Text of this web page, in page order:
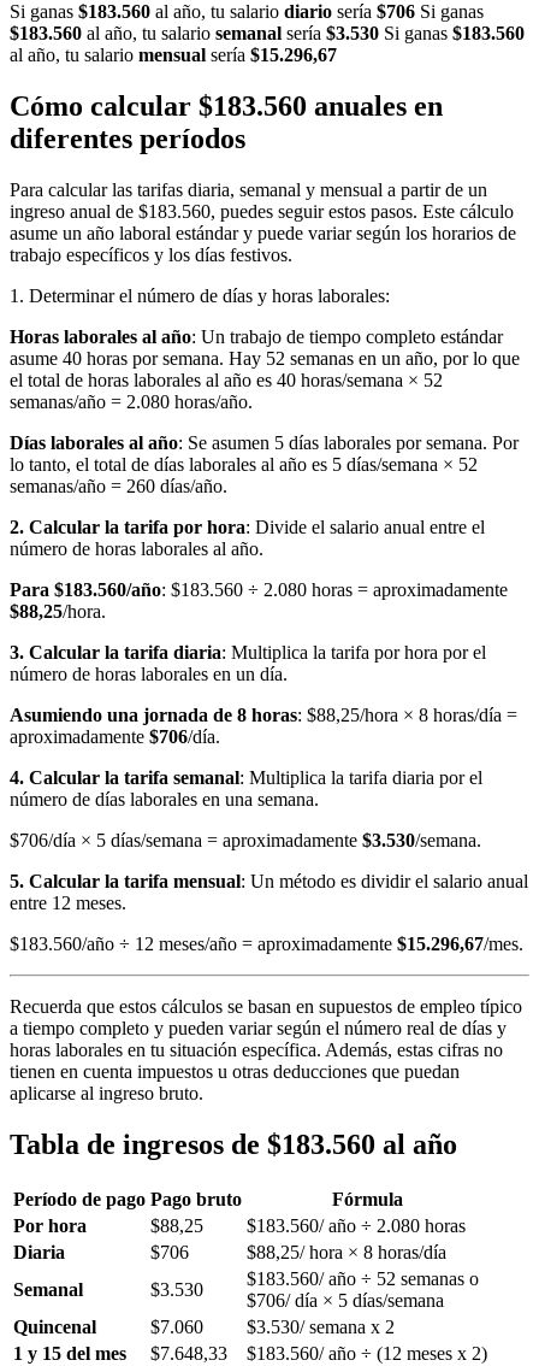
Si ganas $183.560 al año, tu salario diario sería $706 Si ganas
$183.560 al año, tu salario semanal sería $3.530 Si ganas $183.560
al año, tu salario mensual sería $15.296,67
Cómo calcular $183.560 anuales en
diferentes períodos
Para calcular las tarifas diaria, semanal y mensual a partir de un
ingreso anual de $183.560, puedes seguir estos pasos. Este cálculo
asume un año laboral estándar y puede variar según los horarios de
trabajo específicos y los días festivos.
1. Determinar el número de días y horas laborales:
Horas laborales al año: Un trabajo de tiempo completo estándar
asume 40 horas por semana. Hay 52 semanas en un año, por lo que
el total de horas laborales al año es 40 horas/semana × 52
semanas/año = 2.080 horas/año.
Días laborales al año: Se asumen 5 días laborales por semana. Por
lo tanto, el total de días laborales al año es 5 días/semana × 52
semanas/año = 260 días/año.
2. Calcular la tarifa por hora: Divide el salario anual entre el
número de horas laborales al año.
Para $183.560/año: $183.560 ÷ 2.080 horas = aproximadamente
$88,25/hora.
3. Calcular la tarifa diaria: Multiplica la tarifa por hora por el
número de horas laborales en un día.
Asumiendo una jornada de 8 horas: $88,25/hora × 8 horas/día =
aproximadamente $706/día.
4. Calcular la tarifa semanal: Multiplica la tarifa diaria por el
número de días laborales en una semana.
$706/día × 5 días/semana = aproximadamente $3.530/semana.
5. Calcular la tarifa mensual: Un método es dividir el salario anual
entre 12 meses.
$183.560/año ÷ 12 meses/año = aproximadamente $15.296,67/mes.
Recuerda que estos cálculos se basan en supuestos de empleo típico
a tiempo completo y pueden variar según el número real de días y
horas laborales en tu situación específica. Además, estas cifras no
tienen en cuenta impuestos u otras deducciones que puedan
aplicarse al ingreso bruto.
Tabla de ingresos de $183.560 al año
Período de pago Pago bruto
Fórmula
Por hora
$88,25
$183.560/ año ÷ 2.080 horas
Diaria
$706
$88,25/ hora × 8 horas/día
Semanal
$3.530
$183.560/ año ÷ 52 semanas o
$706/ día × 5 días/semana
Quincenal
$7.060
$3.530/ semana x 2
1 y 15 del mes
$7.648,33
$183.560/ año ÷ (12 meses x 2)